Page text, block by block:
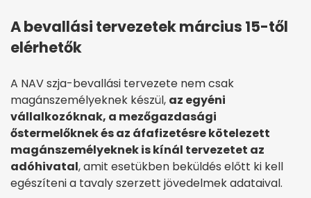
A bevallási tervezetek március 15-től
elérhetők
A NAV szja-bevallási tervezete nem csak
magánszemélyeknek készül, az egyéni
vállalkozóknak, a mezőgazdasági
őstermelőknek és az áfafizetésre kötelezett
magánszemélyeknek is kínál tervezetet az
adóhivatal, amit esetükben beküldés előtt ki kell
egészíteni a tavaly szerzett jövedelmek adataival.